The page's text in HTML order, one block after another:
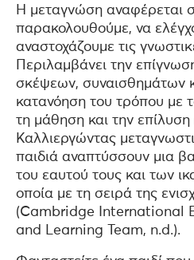
Η μεταγνώση αναφέρεται
παρακολουθούμε, να
αναστοχάζουμε τις
Περιλαμβάνει την
σκέψεων, συναισθημάτων
κατανόηση του τρόπου με
τη μάθηση και την
Καλλιεργώντας
παιδιά αναπτύσσουν μια
του εαυτού τους και των
οποία με τη σειρά της
(Cambridge International
and Learning Team, n.d.).